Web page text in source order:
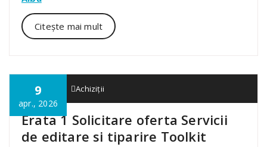
Citește mai mult
9
apr., 2026
admin01 Achiziții
Erata 1 Solicitare oferta Servicii
de editare si tiparire Toolkit